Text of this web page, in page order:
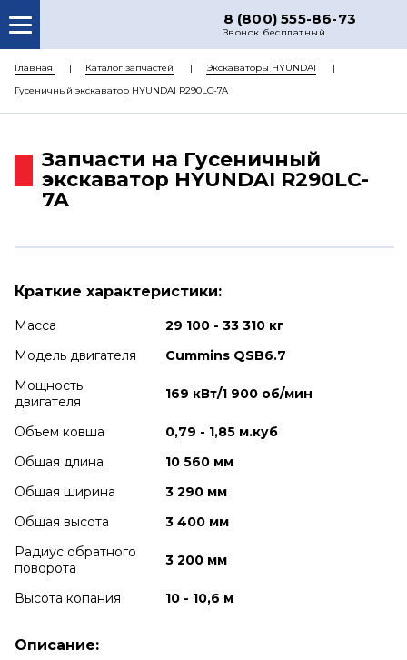
8 (800) 555-86-73
Звонок бесплатный
О НАС
КАТАЛОГ ЗАПЧАСТЕЙ
ДОСТАВКА
Главная Каталог запчастей
Экскаваторы HYUNDAI
Гусеничный экскаватор HYUNDAI R290LC-7A
Запчасти на Гусеничный
экскаватор HYUNDAI R290LC-
7A
Краткие характеристики:
Масса
29 100 - 33 310 кг
Модель двигателя
Cummins QSB6.7
Мощность
двигателя
169 кВт/1 900 об/мин
Объем ковша
0,79 - 1,85 м.куб
Общая длина
10 560 мм
Общая ширина
3 290 мм
Общая высота
3 400 мм
Радиус обратного
поворота
3 200 мм
Высота копания 10 - 10,6 м
Описание: